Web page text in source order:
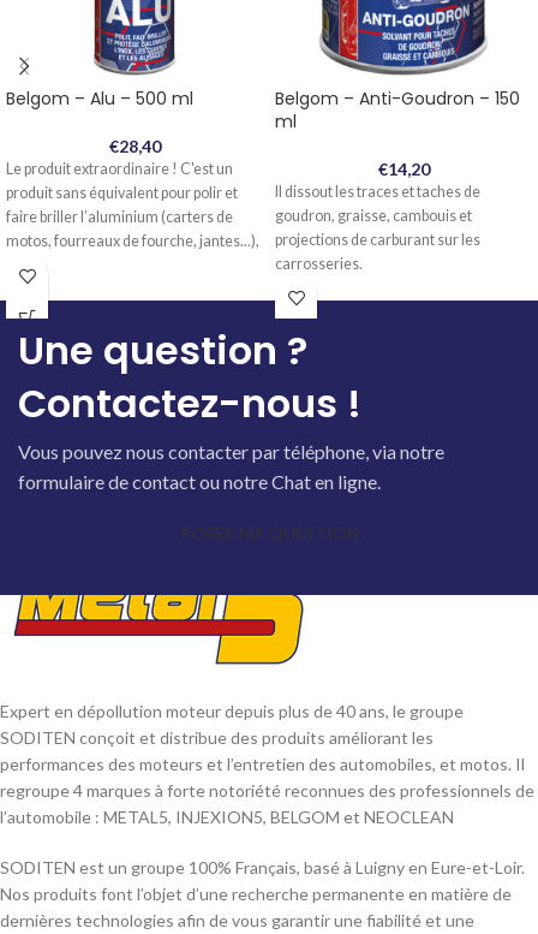
Belgom – Alu – 500 ml
€28,40
Le produit extraordinaire ! C'est un
produit sans équivalent pour polir et
faire briller l’aluminium (carters de
motos, fourreaux de fourche, jantes...),
l’inox (échappements...), le cuivre et
tous les alliages (autos, motos,
bateaux...).
Belgom – Anti-Goudron – 150
ml
€14,20
Il dissout les traces et taches de
goudron, graisse, cambouis et
projections de carburant sur les
carrosseries.
Une question ?
Contactez-nous !
Vous pouvez nous contacter par téléphone, via notre
formulaire de contact ou notre Chat en ligne.
POSER MA QUESTION
Expert en dépollution moteur depuis plus de 40 ans, le groupe
SODITEN conçoit et distribue des produits améliorant les
performances des moteurs et l’entretien des automobiles, et motos. Il
regroupe 4 marques à forte notoriété reconnues des professionnels de
l’automobile : METAL5, INJEXION5, BELGOM et NEOCLEAN
SODITEN est un groupe 100% Français, basé à Luigny en Eure-et-Loir.
Nos produits font l’objet d’une recherche permanente en matière de
dernières technologies afin de vous garantir une fiabilité et une